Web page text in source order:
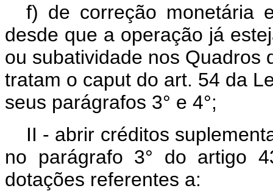
f) de correção monetária
desde que a operação já
ou subatividade nos Quadros
tratam o caput do art. 54 da
seus parágrafos 3° e 4°;
II - abrir créditos
no parágrafo 3° do artigo
dotações referentes a: